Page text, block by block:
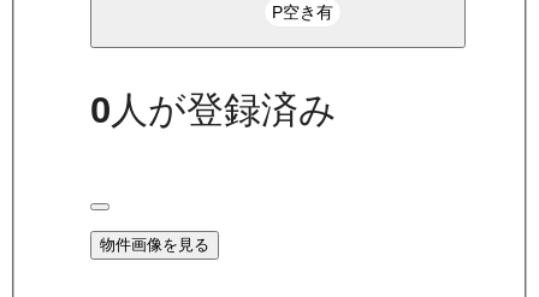
P空き有
0 人が登録済み
物件画像を見る